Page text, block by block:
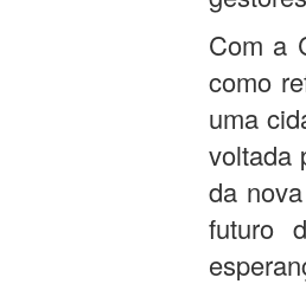
Com a
como
uma
voltada
da
futuro